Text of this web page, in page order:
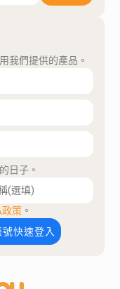
我們提供的產品。
日子。
政策 。
快速登入